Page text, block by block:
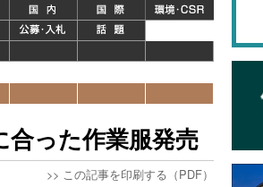
合った作業服発売
>> この記事を印刷する（PDF）